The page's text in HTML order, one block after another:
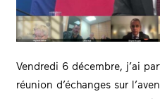
Vendredi 6 décembre, j’ai
réunion d’échanges sur